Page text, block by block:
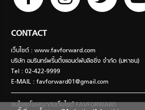
CONTACT
เว็บไซต์ : www.favforward.com
บริษัท อมรินทร์พริ้นติ้งแอนด์พับลิชชิ่ง จำกัด (มหาชน)
Tel : 02-422-9999
E-MAIL :favforward01@gmail.com
สนใจลงโฆษณากับเว็บไซต์ FAVFORWARD